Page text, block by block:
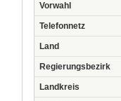
Vorwahl
Telefonnetz
Land
Regierungsbezirk
Landkreis